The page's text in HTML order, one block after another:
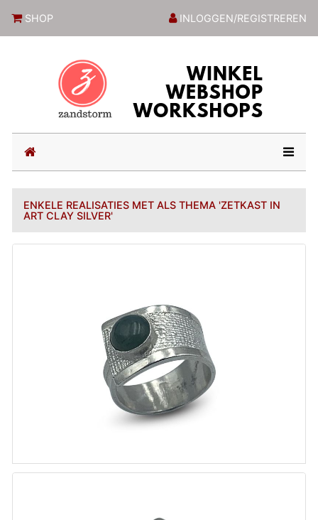
SHOP INLOGGEN/REGISTREREN
(current)
ENKELE REALISATIES MET ALS THEMA 'ZETKAST IN
ART CLAY SILVER'